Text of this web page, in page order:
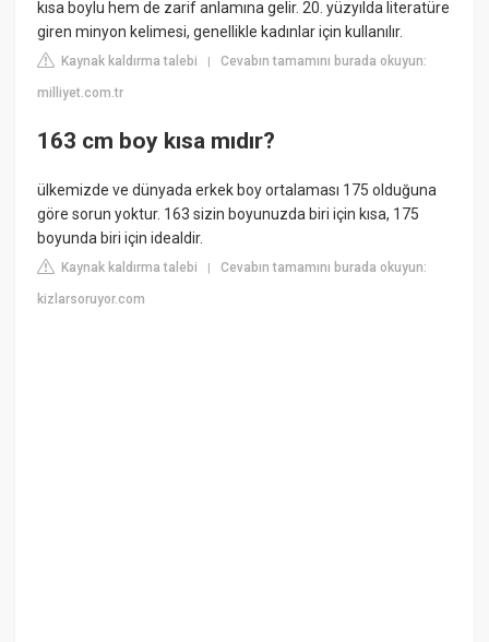
kısa boylu hem de zarif anlamına gelir. 20. yüzyılda literatüre
giren minyon kelimesi, genellikle kadınlar için kullanılır.
Kaynak kaldırma talebi |Cevabın tamamını burada okuyun:
milliyet.com.tr
163 cm boy kısa mıdır?
ülkemizde ve dünyada erkek boy ortalaması 175 olduğuna
göre sorun yoktur. 163 sizin boyunuzda biri için kısa, 175
boyunda biri için idealdir.
Kaynak kaldırma talebi |Cevabın tamamını burada okuyun:
kizlarsoruyor.com